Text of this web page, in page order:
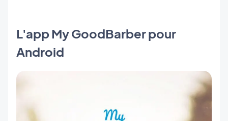
L'app My GoodBarber pour
Android